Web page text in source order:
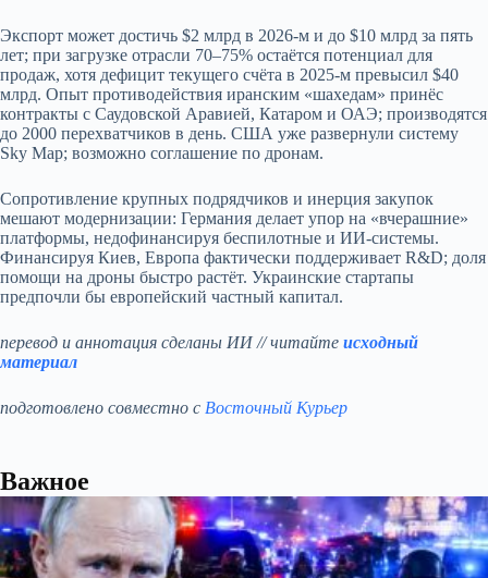
Экспорт может достичь $2 млрд в 2026-м и до $10 млрд за пять
лет; при загрузке отрасли 70–75% остаётся потенциал для
продаж, хотя дефицит текущего счёта в 2025-м превысил $40
млрд. Опыт противодействия иранским «шахедам» принёс
контракты с Саудовской Аравией, Катаром и ОАЭ; производятся
до 2000 перехватчиков в день. США уже развернули систему
Sky Map; возможно соглашение по дронам.
Сопротивление крупных подрядчиков и инерция закупок
мешают модернизации: Германия делает упор на «вчерашние»
платформы, недофинансируя беспилотные и ИИ‑системы.
Финансируя Киев, Европа фактически поддерживает R&D; доля
помощи на дроны быстро растёт. Украинские стартапы
предпочли бы европейский частный капитал.
перевод и аннотация сделаны ИИ // читайте исходный
материал
подготовлено совместно с Восточный Курьер
Важное